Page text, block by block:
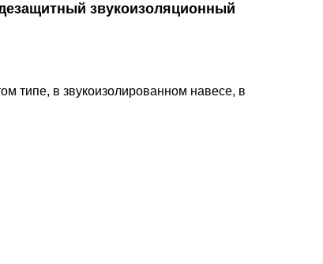
звукоизоляционный
типе, в звукоизолированном навесе, в